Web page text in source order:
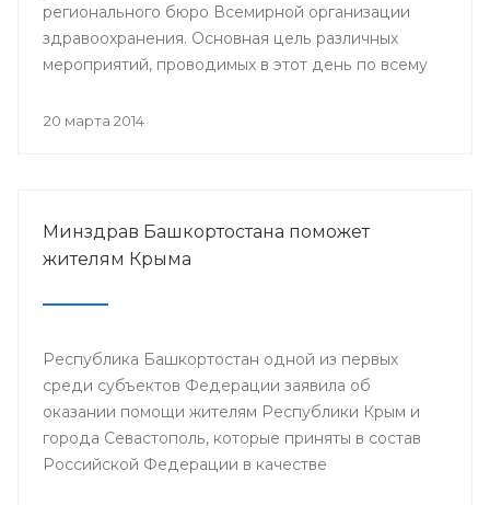
регионального бюро Всемирной организации
здравоохранения. Основная цель различных
мероприятий, проводимых в этот день по всему
и информирование населения о заболевании и
20 марта 2014
Минздрав Башкортостана поможет
жителям Крыма
Республика Башкортостан одной из первых
среди субъектов Федерации заявила об
оказании помощи жителям Республики Крым и
города Севастополь, которые приняты в состав
Российской Федерации в качестве